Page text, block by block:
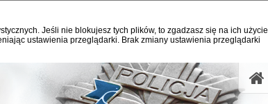
Jeśli nie blokujesz tych plików, to zgadzasz się na ich użycie
ustawienia przeglądarki. Brak zmiany ustawienia przeglądarki